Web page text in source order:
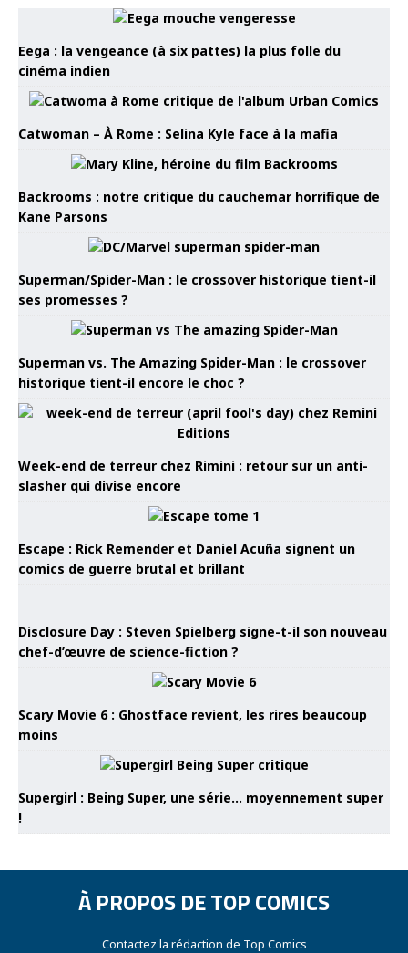
Eega : la vengeance (à six pattes) la plus folle du
cinéma indien
Catwoman – À Rome : Selina Kyle face à la mafia
Backrooms : notre critique du cauchemar horrifique de
Kane Parsons
Superman/Spider-Man : le crossover historique tient-il
ses promesses ?
Superman vs. The Amazing Spider-Man : le crossover
historique tient-il encore le choc ?
Week-end de terreur chez Rimini : retour sur un anti-
slasher qui divise encore
Escape : Rick Remender et Daniel Acuña signent un
comics de guerre brutal et brillant
Disclosure Day : Steven Spielberg signe-t-il son nouveau
chef-d’œuvre de science-fiction ?
Scary Movie 6 : Ghostface revient, les rires beaucoup
moins
Supergirl : Being Super, une série… moyennement super
!
À PROPOS DE TOP COMICS
Contactez la rédaction de Top Comics